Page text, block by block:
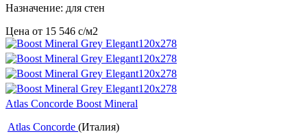
Назначение: для стен
Цена от 15 546 c/м2
Atlas Concorde Boost Mineral
Atlas Concorde (Италия)